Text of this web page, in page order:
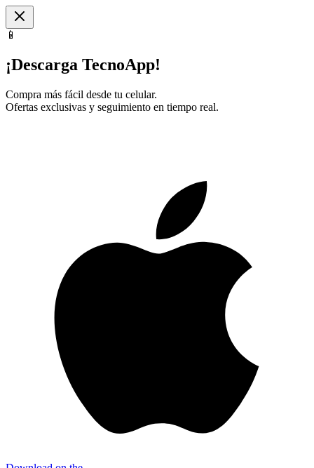
📱
¡Descarga TecnoApp!
Compra más fácil desde tu celular.
Ofertas exclusivas y seguimiento en tiempo real.